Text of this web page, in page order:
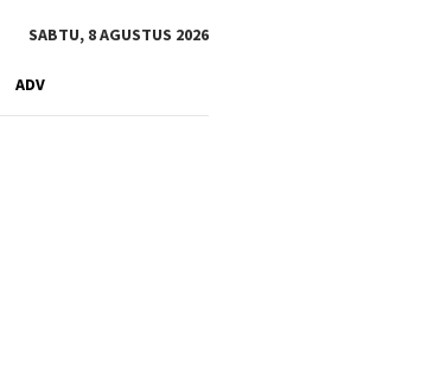
SABTU, 8 AGUSTUS 2026
ADV